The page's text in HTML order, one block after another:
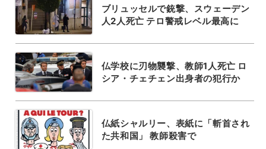
ブリュッセルで銃撃、スウェーデン
人2人死亡 テロ警戒レベル最高に
仏学校に刃物襲撃、教師1人死亡 ロ
シア・チェチェン出身者の犯行か
仏紙シャルリー、表紙に「斬首され
た共和国」 教師殺害で